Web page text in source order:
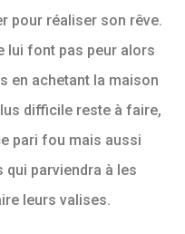
pour réaliser son rêve.
lui font pas peur alors
en achetant la maison
difficile reste à faire,
pari fou mais aussi
parviendra à les
leurs valises.